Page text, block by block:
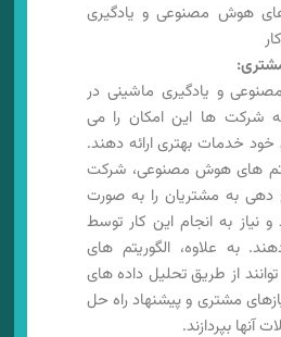
هوش مصنوعی و یادگیری
و یادگیری ماشینی در
شرکت ها این امکان را می
خدمات بهتری ارائه دهند.
های هوش مصنوعی، شرکت
دهی به مشتریان را به صورت
نیاز به انجام این کار توسط
به علاوه، الگوریتم های
از طریق تحلیل داده های
مشتری و پیشنهاد راه حل
آنها بپردازند.